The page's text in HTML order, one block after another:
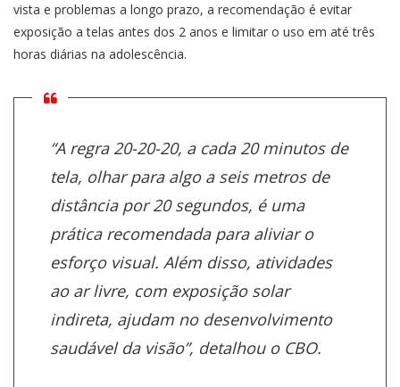
vista e problemas a longo prazo, a recomendação é evitar
exposição a telas antes dos 2 anos e limitar o uso em até três
horas diárias na adolescência.
“A regra 20-20-20, a cada 20 minutos de
tela, olhar para algo a seis metros de
distância por 20 segundos, é uma
prática recomendada para aliviar o
esforço visual. Além disso, atividades
ao ar livre, com exposição solar
indireta, ajudam no desenvolvimento
saudável da visão”, detalhou o CBO.